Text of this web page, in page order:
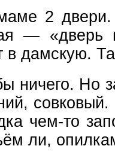
2 двери.
— «дверь
в дамскую.
ничего. Но
чем-то
ли,